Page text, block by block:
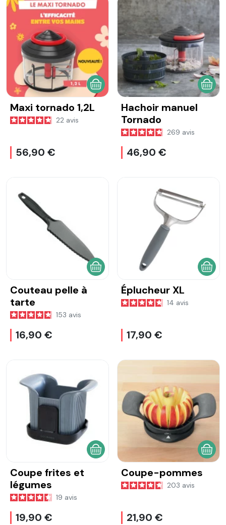
Maxi tornado 1,2L
22 avis
56,90 €
AJOUTER AU PANIER
Hachoir manuel
Tornado
269 avis
46,90 €
Couteau pelle à
tarte
153 avis
16,90 €
AJOUTER AU PANIER
Éplucheur XL
14 avis
17,90 €
Coupe frites et
légumes
19 avis
19,90 €
AJOUTER AU PANIER
Coupe-pommes
203 avis
21,90 €